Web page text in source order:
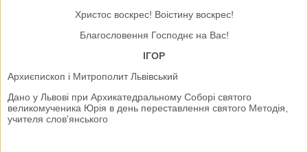
Христос воскрес! Воістину воскрес!
Благословення Господнє на Вас!
ІГОР
Архиєпископ і Митрополит Львівський
Дано у Львові при Архикатедральному Соборі святого
великомученика Юрія в день переставлення святого Методія,
учителя слов'янського